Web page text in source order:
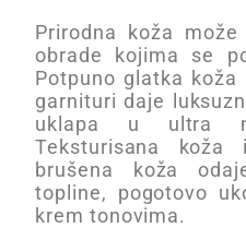
Prirodna koža
obrade kojima se
Potpuno glatka
garnituri daje
uklapa u ultra
Teksturisana koža
brušena koža
topline, pogotovo
krem tonovima.